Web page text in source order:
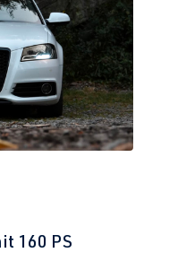
160 PS